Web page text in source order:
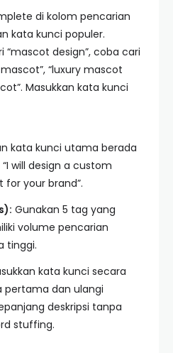
di kolom pencarian
kata kunci populer.
“mascot design”, coba cari
“luxury mascot
Masukkan kata kunci
kata kunci utama berada
will design a custom
your brand”.
Gunakan 5 tag yang
volume pencarian
tinggi.
kata kunci secara
pertama dan ulangi
deskripsi tanpa
stuffing.